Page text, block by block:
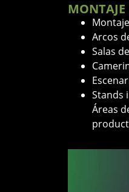
MONTAJE
Arcos
Salas
Stands
Áreas